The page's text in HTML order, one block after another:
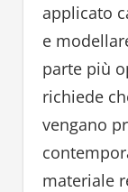
applicato
e
parte più
richiede
vengano
materiale